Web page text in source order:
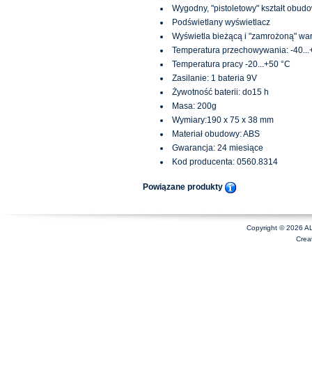
Wygodny, "pistoletowy" kształt
Podświetlany wyświetlacz
Wyświetla bieżącą i "zamrożoną"
Temperatura przechowywania: -
Temperatura pracy -20...+50 °C
Zasilanie: 1 bateria 9V
Żywotność baterii: do15 h
Masa: 200g
Wymiary:190 x 75 x 38 mm
Materiał obudowy: ABS
Gwarancja: 24 miesiące
Kod producenta: 0560.8314
Powiązane produkty
Copyright © 2026